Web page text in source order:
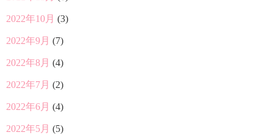
2022年10月 (3)
2022年9月 (7)
2022年8月 (4)
2022年7月 (2)
2022年6月 (4)
2022年5月 (5)